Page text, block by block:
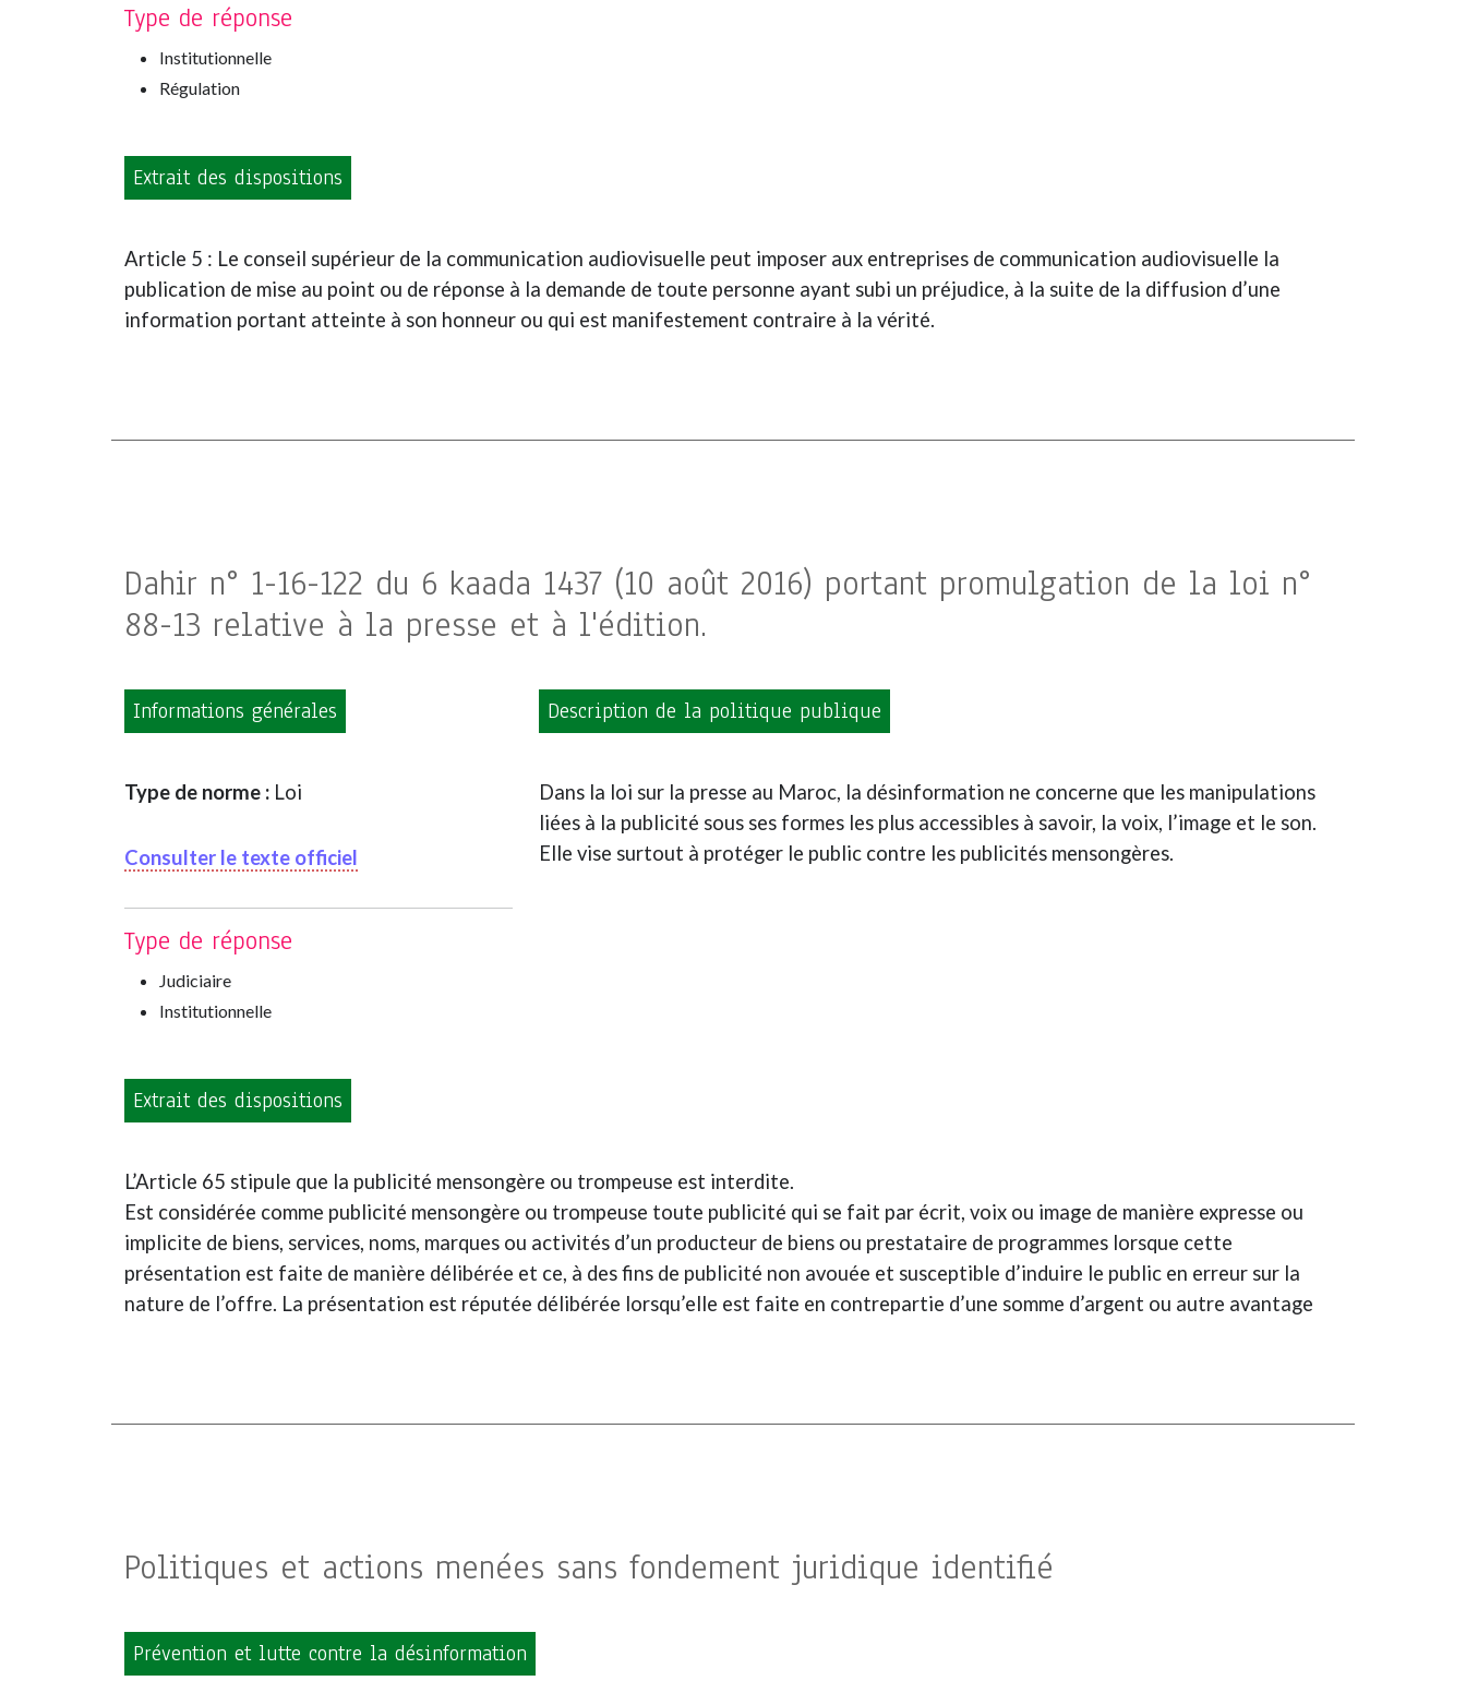
Type de réponse
Institutionnelle
Régulation
Extrait des dispositions
Article 5 : Le conseil supérieur de la communication audiovisuelle peut imposer aux entreprises de communication audiovisuelle la
publication de mise au point ou de réponse à la demande de toute personne ayant subi un préjudice, à la suite de la diffusion d’une
information portant atteinte à son honneur ou qui est manifestement contraire à la vérité.
Dahir n° 1-16-122 du 6 kaada 1437 (10 août 2016) portant promulgation de la loi n°
88-13 relative à la presse et à l'édition.
Informations générales
Type de norme : Loi
Consulter le texte officiel
Type de réponse
Judiciaire
Institutionnelle
Description de la politique publique
Dans la loi sur la presse au Maroc, la désinformation ne concerne que les manipulations
liées à la publicité sous ses formes les plus accessibles à savoir, la voix, l’image et le son.
Elle vise surtout à protéger le public contre les publicités mensongères.
Extrait des dispositions
L’Article 65 stipule que la publicité mensongère ou trompeuse est interdite.
Est considérée comme publicité mensongère ou trompeuse toute publicité qui se fait par écrit, voix ou image de manière expresse ou
implicite de biens, services, noms, marques ou activités d’un producteur de biens ou prestataire de programmes lorsque cette
présentation est faite de manière délibérée et ce, à des fins de publicité non avouée et susceptible d’induire le public en erreur sur la
nature de l’offre. La présentation est réputée délibérée lorsqu’elle est faite en contrepartie d’une somme d’argent ou autre avantage
Politiques et actions menées sans fondement juridique identifié
Prévention et lutte contre la désinformation